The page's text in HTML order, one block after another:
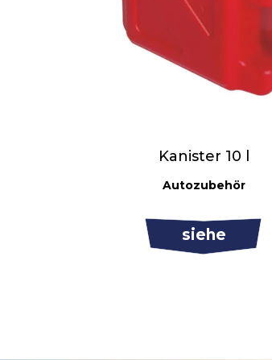
Kanister 10 l
Autozubehör
siehe